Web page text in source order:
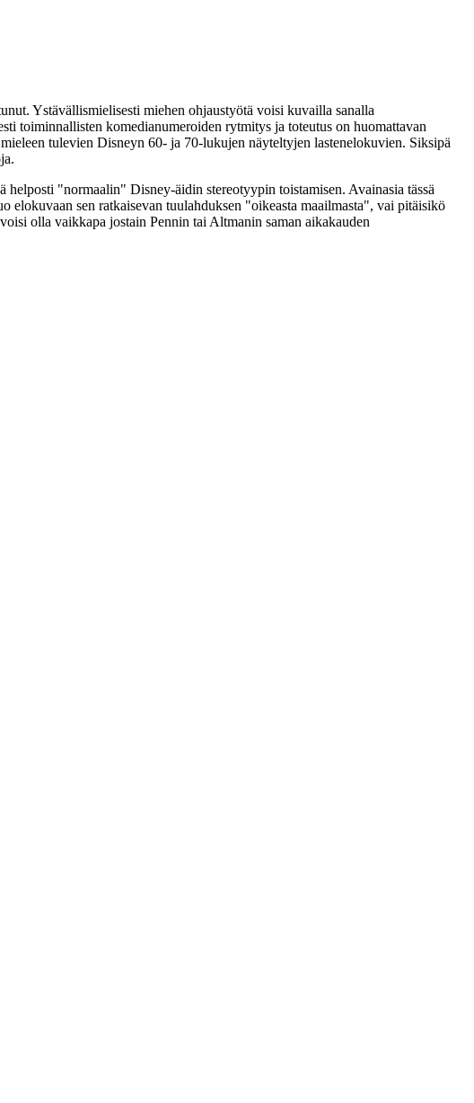
Ystävällismielisesti miehen ohjaustyötä voisi kuvailla sanalla
toiminnallisten komedianumeroiden rytmitys ja toteutus on huomattavan
tulevien Disneyn 60‑ ja 70‑lukujen näyteltyjen lastenelokuvien. Siksipä
"normaalin" Disney-äidin stereotyypin toistamisen. Avainasia tässä
elokuvaan sen ratkaisevan tuulahduksen "oikeasta maailmasta", vai pitäisikö
olla vaikkapa jostain Pennin tai Altmanin saman aikakauden